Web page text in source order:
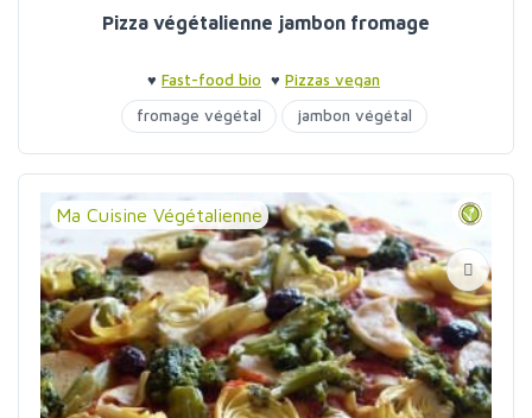
Pizza végétalienne jambon fromage
♥ Fast-food bio ♥ Pizzas vegan
fromage végétal
jambon végétal
Ma Cuisine Végétalienne